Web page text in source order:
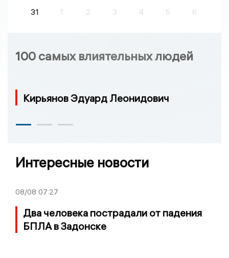
31
1 2 3 4 5 6
100 самых влиятельных людей
Кирьянов Эдуард Леонидович
Интересные новости
08/08 07:27
Два человека пострадали от падения
БПЛА в Задонске